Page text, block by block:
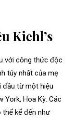
Kiehl’s
với công thức độc
túy nhất của mẹ
đầu từ một hiệu
York, Hoa Kỳ. Các
thể kể đến như